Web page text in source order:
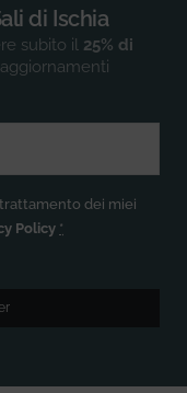
di Ischia
subito il 25% di
dei miei
Policy *